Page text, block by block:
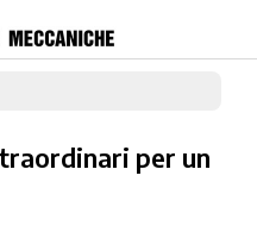
per un